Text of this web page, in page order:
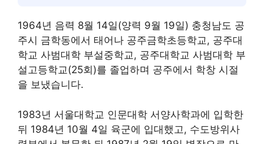
1964년 음력 8월 14일(양력 9월 19일) 충청남도 공
주시 금학동에서 태어나 공주금학초등학교, 공주대
학교 사범대학 부설중학교, 공주대학교 사범대학 부
설고등학교(25회)를 졸업하며 공주에서 학창 시절
을 보냈습니다.
1983년 서울대학교 인문대학 서양사학과에 입학한
뒤 1984년 10월 4일 육군에 입대했고, 수도방위사